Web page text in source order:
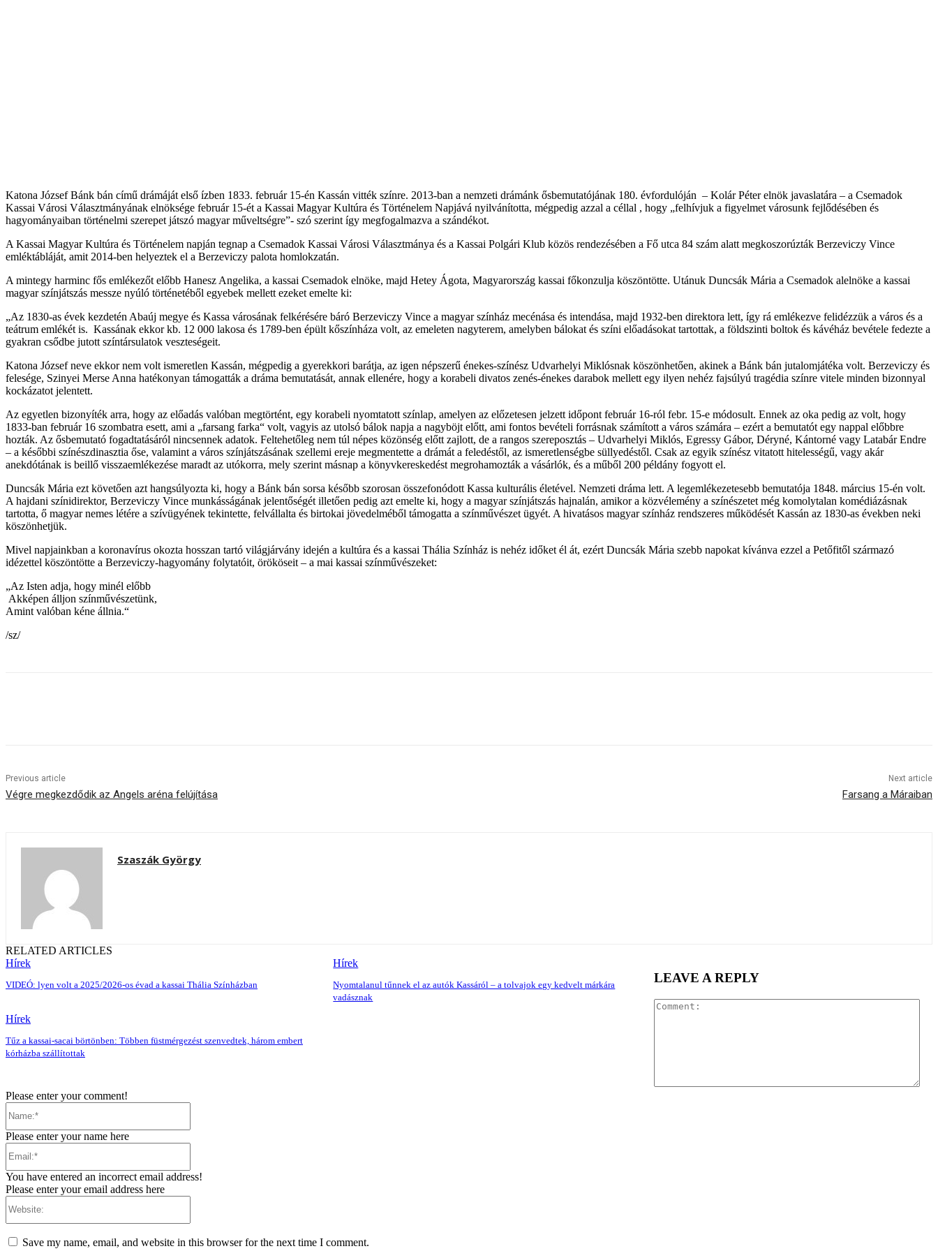
Katona József Bánk bán című drámáját első ízben 1833. február 15-én Kassán vitték színre. 2013-ban a nemzeti drámánk ősbemutatójának 180. évfordulóján – Kolár Péter elnök javaslatára – a Csemadok
Kassai Városi Választmányának elnöksége február 15-ét a Kassai Magyar Kultúra és Történelem Napjává nyilvánította, mégpedig azzal a céllal , hogy „felhívjuk a figyelmet városunk fejlődésében és
hagyományaiban történelmi szerepet játszó magyar műveltségre”- szó szerint így megfogalmazva a szándékot.
A Kassai Magyar Kultúra és Történelem napján tegnap a Csemadok Kassai Városi Választmánya és a Kassai Polgári Klub közös rendezésében a Fő utca 84 szám alatt megkoszorúzták Berzeviczy Vince
emléktábláját, amit 2014-ben helyeztek el a Berzeviczy palota homlokzatán.
A mintegy harminc fős emlékezőt előbb Hanesz Angelika, a kassai Csemadok elnöke, majd Hetey Ágota, Magyarország kassai főkonzulja köszöntötte. Utánuk Duncsák Mária a Csemadok alelnöke a kassai
magyar színjátszás messze nyúló történetéből egyebek mellett ezeket emelte ki:
„Az 1830-as évek kezdetén Abaúj megye és Kassa városának felkérésére báró Berzeviczy Vince a magyar színház mecénása és intendása, majd 1932-ben direktora lett, így rá emlékezve felidézzük a város és a
teátrum emlékét is. Kassának ekkor kb. 12 000 lakosa és 1789-ben épült kőszínháza volt, az emeleten nagyterem, amelyben bálokat és színi előadásokat tartottak, a földszinti boltok és kávéház bevétele fedezte a
gyakran csődbe jutott színtársulatok veszteségeit.
Katona József neve ekkor nem volt ismeretlen Kassán, mégpedig a gyerekkori barátja, az igen népszerű énekes-színész Udvarhelyi Miklósnak köszönhetően, akinek a Bánk bán jutalomjátéka volt. Berzeviczy és
felesége, Szinyei Merse Anna hatékonyan támogatták a dráma bemutatását, annak ellenére, hogy a korabeli divatos zenés-énekes darabok mellett egy ilyen nehéz fajsúlyú tragédia színre vitele minden bizonnyal
kockázatot jelentett.
Az egyetlen bizonyíték arra, hogy az előadás valóban megtörtént, egy korabeli nyomtatott színlap, amelyen az előzetesen jelzett időpont február 16-ról febr. 15-e módosult. Ennek az oka pedig az volt, hogy
1833-ban február 16 szombatra esett, ami a „farsang farka“ volt, vagyis az utolsó bálok napja a nagyböjt előtt, ami fontos bevételi forrásnak számított a város számára – ezért a bemutatót egy nappal előbbre
hozták. Az ősbemutató fogadtatásáról nincsennek adatok. Feltehetőleg nem túl népes közönség előtt zajlott, de a rangos szereposztás – Udvarhelyi Miklós, Egressy Gábor, Déryné, Kántorné vagy Latabár Endre
– a későbbi színészdinasztia őse, valamint a város színjátszásának szellemi ereje megmentette a drámát a feledéstől, az ismeretlenségbe süllyedéstől. Csak az egyik színész vitatott hitelességű, vagy akár
anekdótának is beillő visszaemlékezése maradt az utókorra, mely szerint másnap a könyvkereskedést megrohamozták a vásárlók, és a műből 200 példány fogyott el.
Duncsák Mária ezt követően azt hangsúlyozta ki, hogy a Bánk bán sorsa később szorosan összefonódott Kassa kulturális életével. Nemzeti dráma lett. A legemlékezetesebb bemutatója 1848. március 15-én volt.
A hajdani színidirektor, Berzeviczy Vince munkásságának jelentőségét illetően pedig azt emelte ki, hogy a magyar színjátszás hajnalán, amikor a közvélemény a színészetet még komolytalan komédiázásnak
tartotta, ő magyar nemes létére a szívügyének tekintette, felvállalta és birtokai jövedelméből támogatta a színművészet ügyét. A hivatásos magyar színház rendszeres működését Kassán az 1830-as években neki
köszönhetjük.
Mivel napjainkban a koronavírus okozta hosszan tartó világjárvány idején a kultúra és a kassai Thália Színház is nehéz időket él át, ezért Duncsák Mária szebb napokat kívánva ezzel a Petőfitől származó
idézettel köszöntötte a Berzeviczy-hagyomány folytatóit, örököseit – a mai kassai színművészeket:
„Az Isten adja, hogy minél előbb
Akképen álljon színművészetünk,
Amint valóban kéne állnia.“
/sz/
Previous article
Végre megkezdődik az Angels aréna felújítása
Next article
Farsang a Máraiban
Szaszák György
RELATED ARTICLES
Hírek
VIDEÓ: lyen volt a 2025/2026-os évad a kassai Thália Színházban
Hírek
Nyomtalanul tűnnek el az autók Kassáról – a tolvajok egy kedvelt márkára
vadásznak
Hírek
Tűz a kassai-sacai börtönben: Többen füstmérgezést szenvedtek, három embert
kórházba szállítottak
LEAVE A REPLY
Please enter your comment!
Please enter your name here
You have entered an incorrect email address!
Please enter your email address here
Save my name, email, and website in this browser for the next time I comment.